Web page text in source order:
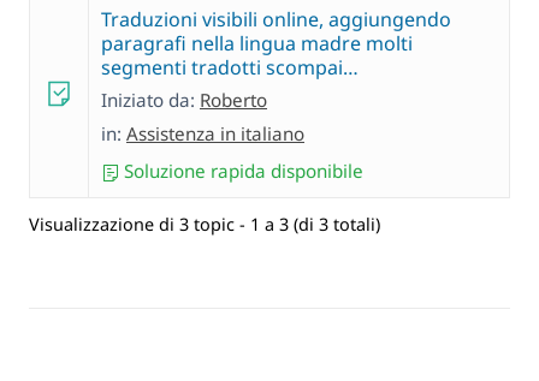
Traduzioni visibili online, aggiungendo
paragrafi nella lingua madre molti
segmenti tradotti scompai…
Iniziato da: Roberto
in: Assistenza in italiano
Soluzione rapida disponibile
Visualizzazione di 3 topic - 1 a 3 (di 3 totali)